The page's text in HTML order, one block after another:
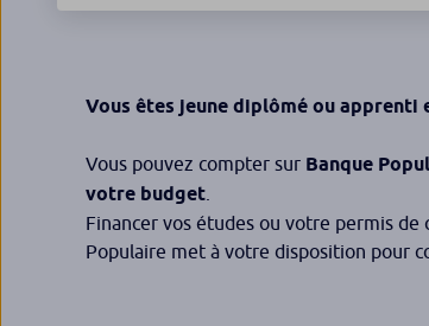
Vous êtes jeune diplômé ou apprenti
Vous pouvez compter sur Banque
votre budget
Financer vos études ou votre permis
Populaire met à votre disposition pour